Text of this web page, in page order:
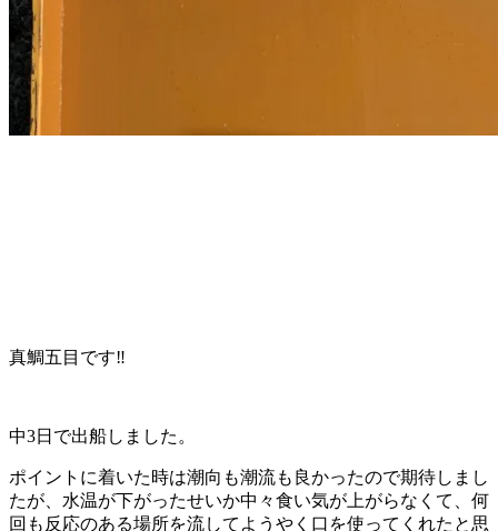
真鯛五目です‼️
中3日で出船しました。
ポイントに着いた時は潮向も潮流も良かったので期待しまし
たが、水温が下がったせいか中々食い気が上がらなくて、何
回も反応のある場所を流してようやく口を使ってくれたと思